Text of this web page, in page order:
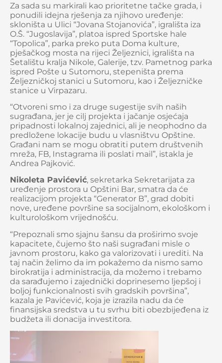
Za sada su markirali kao prioritetne tačke grada, i
ponudili idejna rješenja za njihovo uređenje:
skloništa u Ulici “Jovana Stojanovića”, igrališta iza
O.Š. “Jugoslavija”, platoa ispred Sportske hale
“Topolica”, parka preko puta Doma kulture,
pješačkog mosta na rijeci Željeznici, igrališta na
Šetalištu kralja Nikole, Galerije, tzv. Pametnog parka
ispred Pošte u Sutomoru, stepeništa prema
Željezničkoj stanici u Sutomoru, kao i Željezničke
stanice u Virpazaru.
“Otvoreni smo i za druge sugestije svih naših
sugrađana, jer je cilj projekta i jačanje osjećaja
pripadnosti lokalnoj zajednici, ali je neophodno da
predložene lokacije budu u vlasništvu Opštine.
Građani nam se mogu obratiti putem društvenih
mreža, FB, Instagrama ili poslati mail”, istakla je
Andrea Pajković.
Nikoleta Pavićević, sekretarka Sekretarijata za
uređenje prostora u Opštini Bar, smatra da će
realizacijom projekta “Generator B”, grad dobiti
nove, uređene površine sa socijalnom, ekološkom i
kulturološkom vrijednošću.
“Prepoznali smo sjajnu šansu da proširimo svoje
kapacitete, čujemo što naši sugrađani misle o
javnom prostoru, kako ga valorizovati i urediti. Na
taj način želimo da im pokažemo da nismo samo
birokratija i administracija, da možemo i trebamo
da sarađujemo i zajednički doprinesemo ljepšoj i
boljoj funkcionalnosti svih gradskih površina”,
kazala je Pavićević, koja je izrazila nadu da će
finansijska sredstva u tu svrhu biti obezbijeđena iz
budžeta ili donacija investitora.